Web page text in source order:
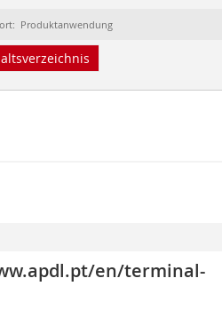
Produktanwendung
en/terminal-